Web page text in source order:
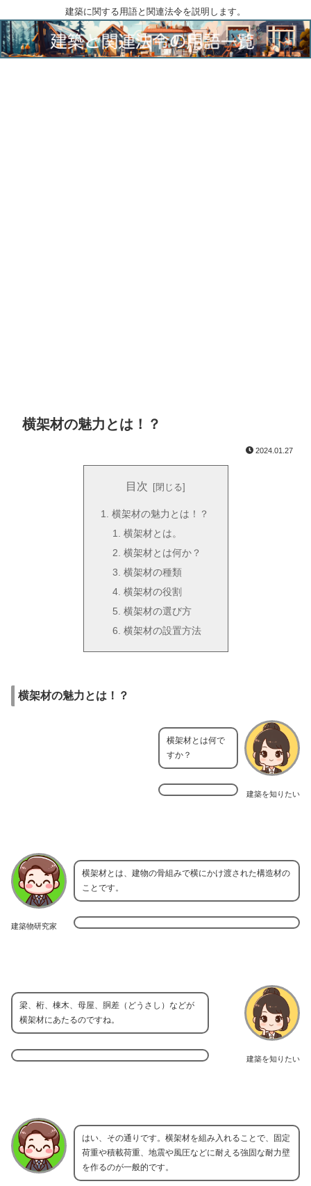
建築に関する用語と関連法令を説明します。
横架材の魅力とは！？
2024.01.27
目次
横架材の魅力とは！？
横架材とは。
横架材とは何か？
横架材の種類
横架材の役割
横架材の選び方
横架材の設置方法
横架材の魅力とは！？
建築を知りたい
横架材とは何で
すか？
建築物研究家
横架材とは、建物の骨組みで横にかけ渡された構造材の
ことです。
建築を知りたい
梁、桁、棟木、母屋、胴差（どうさし）などが
横架材にあたるのですね。
はい、その通りです。横架材を組み入れることで、固定
荷重や積載荷重、地震や風圧などに耐える強固な耐力壁
を作るのが一般的です。